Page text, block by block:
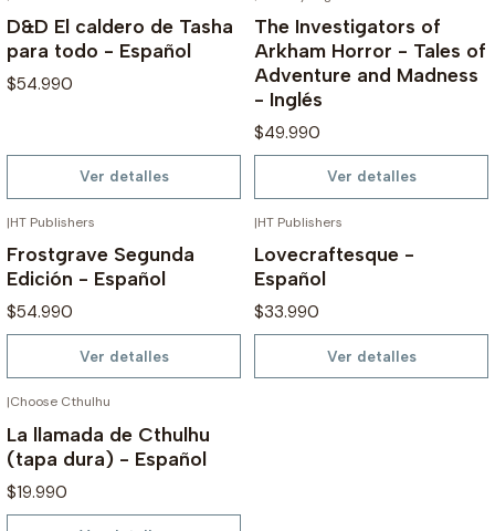
D&D El caldero de Tasha
para todo - Español
$54.990
Ver detalles
The Investigators of
Arkham Horror - Tales of
Adventure and Madness
- Inglés
$49.990
Ver detalles
|HT Publishers
Frostgrave Segunda
Edición - Español
$54.990
Ver detalles
|HT Publishers
Lovecraftesque -
Español
$33.990
Ver detalles
|Choose Cthulhu
La llamada de Cthulhu
(tapa dura) - Español
$19.990